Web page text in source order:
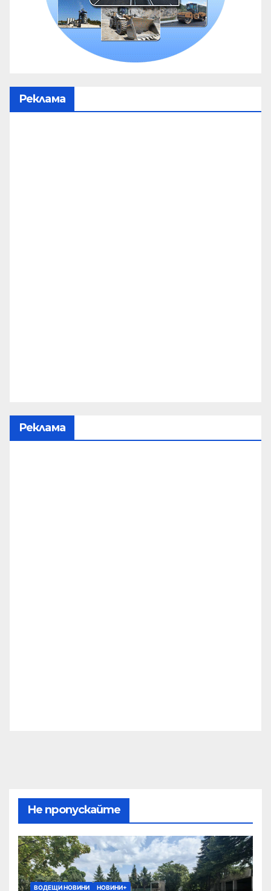
Реклама
Реклама
Не пропускайте
ВОДЕЩИ НОВИНИ НОВИНИ+